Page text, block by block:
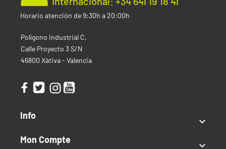
Horario atención de 9:30h a 20:00h
Polígono Industrial C,
Calle Proyecto 3 S/N
46800 Xàtiva - Valencia
Info

Mon Compte
